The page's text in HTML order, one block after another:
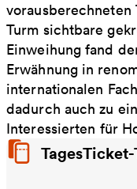
vorausberechneten
Turm sichtbare
Einweihung fand
Erwähnung in
internationalen
dadurch auch zu
Interessierten für